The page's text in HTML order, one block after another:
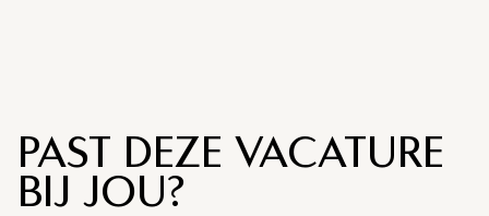
PAST DEZE VACATURE
BIJ JOU?